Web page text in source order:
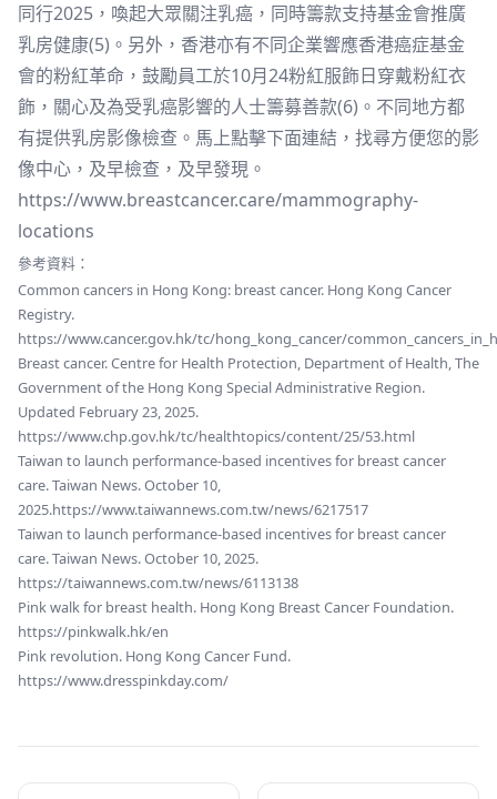
同行2025，喚起大眾關注乳癌，同時籌款支持基金會推廣
乳房健康(5)。另外，香港亦有不同企業響應香港癌症基金
會的粉紅革命，鼓勵員工於10月24粉紅服飾日穿戴粉紅衣
飾，關心及為受乳癌影響的人士籌募善款(6)。不同地方都
有提供乳房影像檢查。馬上點擊下面連結，找尋方便您的影
像中心，及早檢查，及早發現。
https://www.breastcancer.care/mammography-
locations
參考資料：
Common cancers in Hong Kong: breast cancer. Hong Kong Cancer
Registry.
https://www.cancer.gov.hk/tc/hong_kong_cancer/
Breast cancer. Centre for Health Protection, Department of Health, The
Government of the Hong Kong Special Administrative Region.
Updated February 23, 2025.
https://www.chp.gov.hk/tc/healthtopics/content/25/53.html
Taiwan to launch performance-based incentives for breast cancer
care. Taiwan News. October 10,
2025.https://www.taiwannews.com.tw/news/6217517
Taiwan to launch performance-based incentives for breast cancer
care. Taiwan News. October 10, 2025.
https://taiwannews.com.tw/news/6113138
Pink walk for breast health. Hong Kong Breast Cancer Foundation.
https://pinkwalk.hk/en
Pink revolution. Hong Kong Cancer Fund.
https://www.dresspinkday.com/